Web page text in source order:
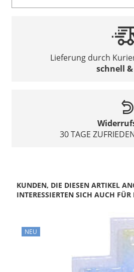
Lieferung durch
schnell
30 TAGE
KUNDEN, DIE DIESEN ARTIKEL
INTERESSIERTEN SICH AUCH
NEU